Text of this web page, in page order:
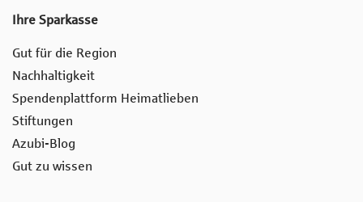
Ihre Sparkasse
Gut für die Region
Nachhaltigkeit
Spendenplattform Heimatlieben
Stiftungen
Azubi-Blog
Gut zu wissen